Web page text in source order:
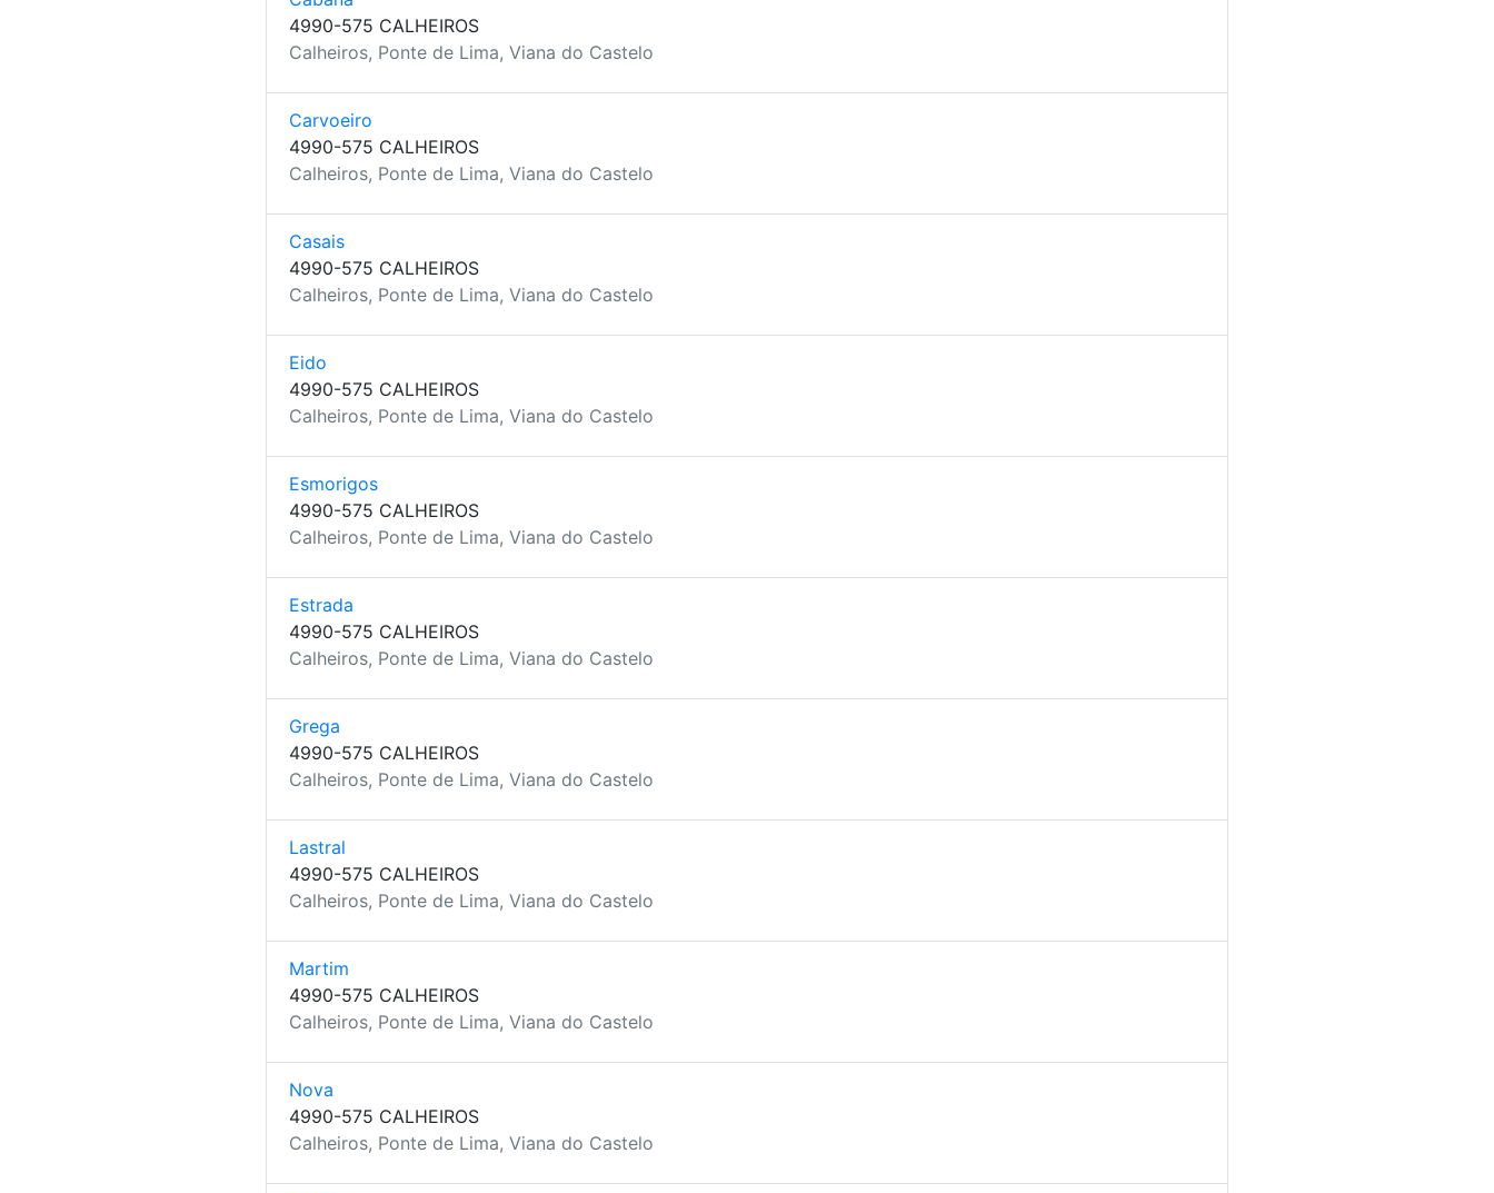
4990-575 CALHEIROS
Calheiros, Ponte de Lima, Viana do Castelo
Carvoeiro
4990-575 CALHEIROS
Calheiros, Ponte de Lima, Viana do Castelo
Casais
4990-575 CALHEIROS
Calheiros, Ponte de Lima, Viana do Castelo
Eido
4990-575 CALHEIROS
Calheiros, Ponte de Lima, Viana do Castelo
Esmorigos
4990-575 CALHEIROS
Calheiros, Ponte de Lima, Viana do Castelo
Estrada
4990-575 CALHEIROS
Calheiros, Ponte de Lima, Viana do Castelo
Grega
4990-575 CALHEIROS
Calheiros, Ponte de Lima, Viana do Castelo
Lastral
4990-575 CALHEIROS
Calheiros, Ponte de Lima, Viana do Castelo
Martim
4990-575 CALHEIROS
Calheiros, Ponte de Lima, Viana do Castelo
Nova
4990-575 CALHEIROS
Calheiros, Ponte de Lima, Viana do Castelo